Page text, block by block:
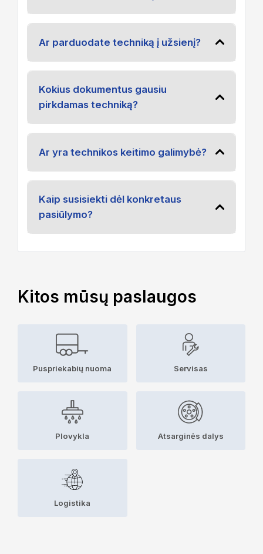
Ar parduodate techniką į užsienį?
Kokius dokumentus gausiu
pirkdamas techniką?
Ar yra technikos keitimo galimybė?
Kaip susisiekti dėl konkretaus
pasiūlymo?
Kitos mūsų paslaugos
Puspriekabių nuoma Servisas
Plovykla Atsarginės dalys
Logistika